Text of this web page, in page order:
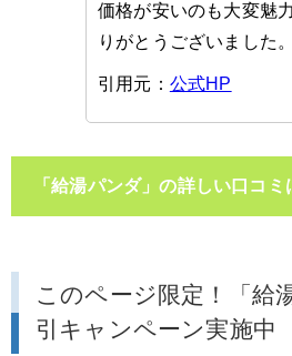
価格が安いのも大変魅
りがとうございました。
引用元： 公式HP
「給湯パンダ」の詳しい口コミ
このページ限定！「給
引キャンペーン実施中